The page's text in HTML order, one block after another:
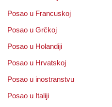
Posao u Francuskoj
Posao u Grčkoj
Posao u Holandiji
Posao u Hrvatskoj
Posao u inostranstvu
Posao u Italiji